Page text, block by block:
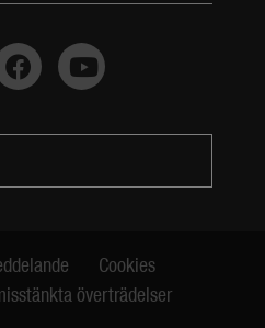
Cookies
överträdelser